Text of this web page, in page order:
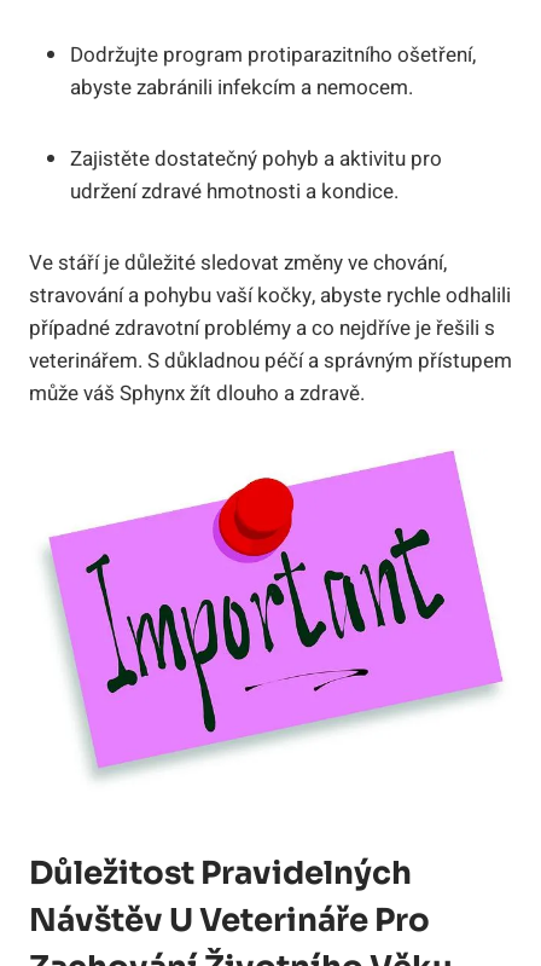
Dodržujte program protiparazitního ošetření,
abyste zabránili infekcím a nemocem.
Zajistěte dostatečný pohyb a aktivitu pro
udržení zdravé hmotnosti a kondice.
Ve stáří je důležité sledovat změny ve chování,
stravování a pohybu vaší kočky, abyste rychle odhalili
případné zdravotní problémy a co nejdříve je řešili s
veterinářem. S důkladnou péčí a správným přístupem
může váš Sphynx žít dlouho a zdravě.
Důležitost Pravidelných
Návštěv U Veterináře Pro